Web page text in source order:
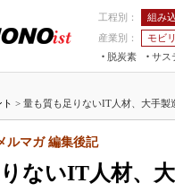
工程別： 組み
産業別：
モビ
脱炭素
サス
つながる工場
つながるサービス
AI×設備保全
Physical AI
> 量も質も足りないIT人材、大手製
ないIT人材、
ルマガ 編集後記